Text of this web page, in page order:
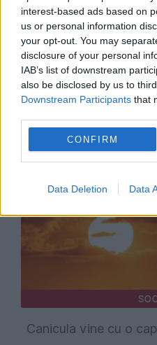
interest-based ads based on
us or personal information
your opt-out. You may
disclosure of your personal
IAB’s list of downstream
also be disclosed by us to
Downstream Participants that
CONFIRM
Data Deletion Data
Până la 15% dintre
returnate. Hainele și
loc
Canicula vine cu o